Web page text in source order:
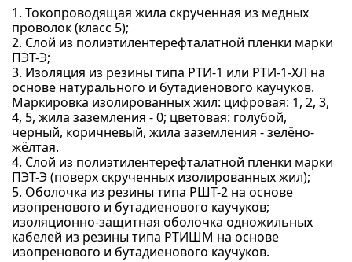
1. Токопроводящая жила скрученная из медных
проволок (класс 5);
2. Слой из полиэтилентерефталатной пленки марки
ПЭТ-Э;
3. Изоляция из резины типа РТИ-1 или РТИ-1-ХЛ на
основе натурального и бутадиенового каучуков.
Маркировка изолированных жил: цифровая: 1, 2, 3,
4, 5, жила заземления - 0; цветовая: голубой,
черный, коричневый, жила заземления - зелёно-
жёлтая.
4. Слой из полиэтилентерефталатной пленки марки
ПЭТ-Э (поверх скрученных изолированных жил);
5. Оболочка из резины типа РШТ-2 на основе
изопренового и бутадиенового каучуков;
изоляционно-защитная оболочка одножильных
кабелей из резины типа РТИШМ на основе
изопренового и бутадиенового каучуков.